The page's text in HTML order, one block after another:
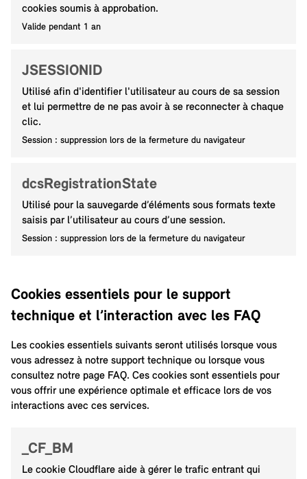
cookies soumis à approbation.
Valide pendant 1 an
JSESSIONID
Utilisé afin d'identifier l'utilisateur au cours de sa session
et lui permettre de ne pas avoir à se reconnecter à chaque
clic.
Session : suppression lors de la fermeture du navigateur
dcsRegistrationState
Utilisé pour la sauvegarde d’éléments sous formats texte
saisis par l’utilisateur au cours d’une session.
Session : suppression lors de la fermeture du navigateur
Cookies essentiels pour le support
technique et l’interaction avec les FAQ
Les cookies essentiels suivants seront utilisés lorsque vous
vous adressez à notre support technique ou lorsque vous
consultez notre page FAQ. Ces cookies sont essentiels pour
vous offrir une expérience optimale et efficace lors de vos
interactions avec ces services.
_CF_BM
Le cookie Cloudflare aide à gérer le trafic entrant qui